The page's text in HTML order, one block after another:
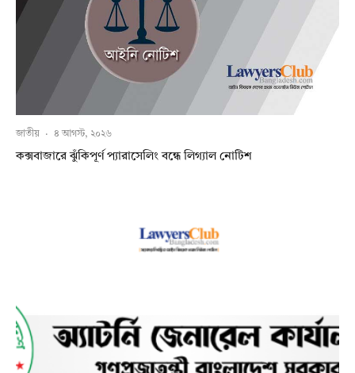
জাতীয় · ৪ আগস্ট, ২০২৬
কক্সবাজারে ঝুঁকিপূর্ণ প্যারাসেলিং বন্ধে লিগ্যাল নোটিশ